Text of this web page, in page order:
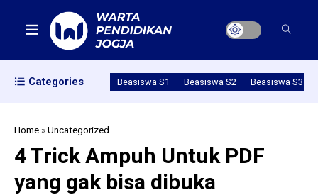
Categories Beasiswa S1 Beasiswa S2 Beasiswa S3
Home »Uncategorized
4 Trick Ampuh Untuk PDF
yang gak bisa dibuka